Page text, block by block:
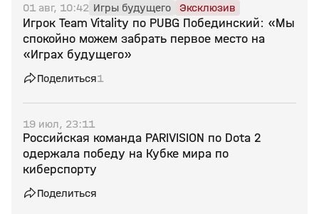
01 авг, 10:42 Игры будущего Эксклюзив
Игрок Team Vitality по PUBG Побединский: «Мы
спокойно можем забрать первое место на
«Играх будущего»
Поделиться1
19 июл, 23:11
Российская команда PARIVISION по Dota 2
одержала победу на Кубке мира по
киберспорту
Поделиться